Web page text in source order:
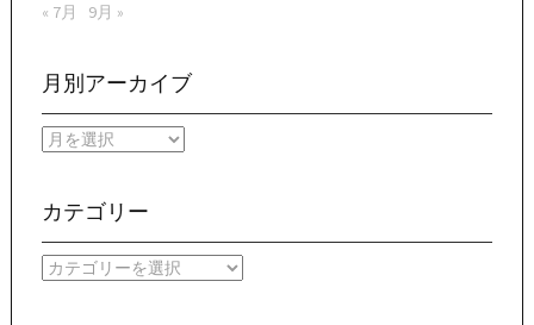
« 7月 9月 »
月別アーカイブ
月
ー
イ
ブ
カテゴリー
カ